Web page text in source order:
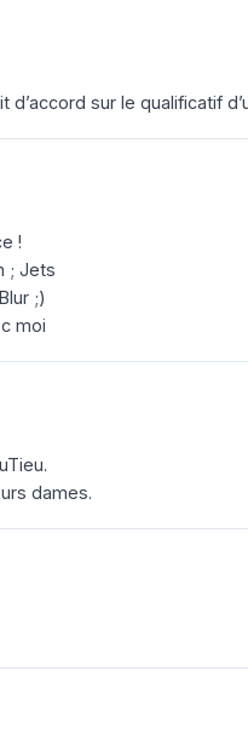
d’accord sur le qualificatif
!
; Jets
;)
moi
dames.